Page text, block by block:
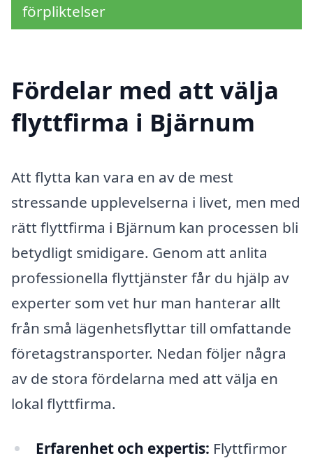
förpliktelser
Fördelar med att välja
flyttfirma i Bjärnum
Att flytta kan vara en av de mest
stressande upplevelserna i livet, men med
rätt flyttfirma i Bjärnum kan processen bli
betydligt smidigare. Genom att anlita
professionella flyttjänster får du hjälp av
experter som vet hur man hanterar allt
från små lägenhetsflyttar till omfattande
företagstransporter. Nedan följer några
av de stora fördelarna med att välja en
lokal flyttfirma.
Erfarenhet och expertis: Flyttfirmor